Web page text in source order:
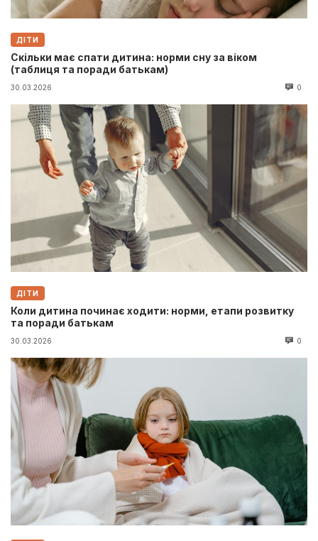
ДІТИ
Скільки має спати дитина: норми сну за віком
(таблиця та поради батькам)
30.03.2026 0
ДІТИ
Коли дитина починає ходити: норми, етапи розвитку
та поради батькам
30.03.2026 0